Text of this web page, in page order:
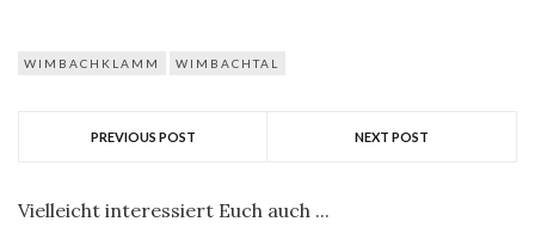
WIMBACHKLAMM WIMBACHTAL
PREVIOUS POST NEXT POST
Vielleicht interessiert Euch auch ...